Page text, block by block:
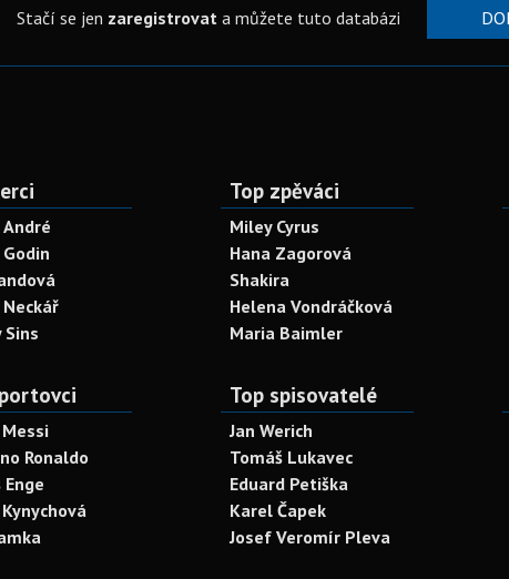
Stačí se jen zaregistrovata můžete tuto databázi
Sins
Top zpěváci
Miley Cyrus
Hana Zagorová
Shakira
Helena Vondráčková
Maria Baimler
Ronaldo
Enge
Top spisovatelé
Jan Werich
Tomáš Lukavec
Eduard Petiška
Karel Čapek
Josef Veromír Pleva